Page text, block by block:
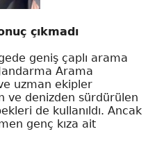
çıkmadı
geniş çaplı arama
Jandarma Arama
uzman ekipler
ve denizden sürdürülen
de kullanıldı. Ancak
genç kıza ait